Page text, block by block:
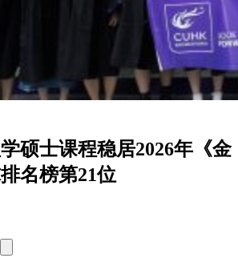
硕士课程稳居2026年《金
名榜第21位